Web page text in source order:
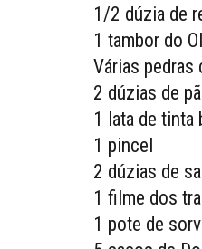
1/2 dúzia de
1 tambor do
Várias pedras
2 dúzias de
1 lata de tinta
1 pincel
2 dúzias de
1 filme dos
1 pote de